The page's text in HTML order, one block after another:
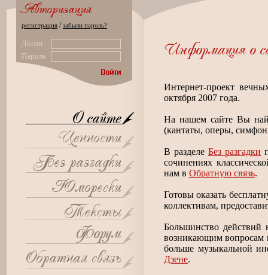
регистрация /забыли пароль?
Логин
Пароль
Интернет-проект
октября 2007 года.
На нашем сайте Вы
(кантаты, оперы,
В разделе Без разгадки
сочинениях
нам в Обратную связь.
Готовы оказать
коллективам,
Большинство
возникающим
больше музыкальной
Дзене.